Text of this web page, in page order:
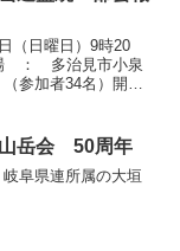
日曜日）9時20
多治見市小泉
参加者34名）開催
部会開催 11:...
岳会 50周年
阜県連所属の大垣